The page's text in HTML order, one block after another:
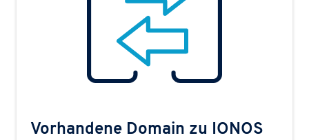
Vorhandene Domain zu IONOS